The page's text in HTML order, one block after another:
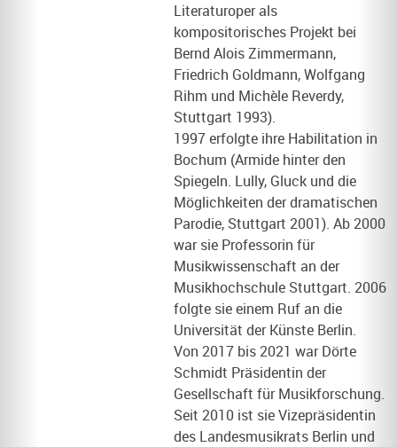
Literaturoper als
kompositorisches Projekt bei
Bernd Alois Zimmermann,
Friedrich Goldmann, Wolfgang
Rihm und Michèle Reverdy,
Stuttgart 1993).
1997 erfolgte ihre Habilitation in
Bochum (Armide hinter den
Spiegeln. Lully, Gluck und die
Möglichkeiten der dramatischen
Parodie, Stuttgart 2001). Ab 2000
war sie Professorin für
Musikwissenschaft an der
Musikhochschule Stuttgart. 2006
folgte sie einem Ruf an die
Universität der Künste Berlin.
Von 2017 bis 2021 war Dörte
Schmidt Präsidentin der
Gesellschaft für Musikforschung.
Seit 2010 ist sie Vizepräsidentin
des Landesmusikrats Berlin und